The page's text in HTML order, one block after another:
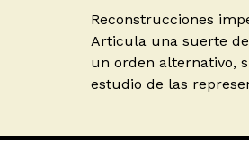
Reconstrucciones
Articula una suerte
un orden alternativo,
estudio de las